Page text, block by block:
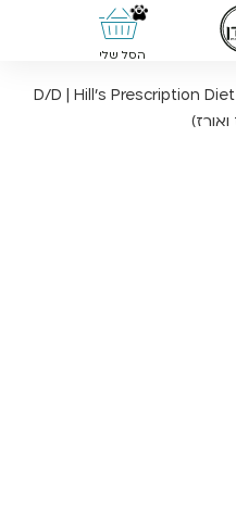
0
הסל שלי
/ D/D | Hill’s Prescription Diet